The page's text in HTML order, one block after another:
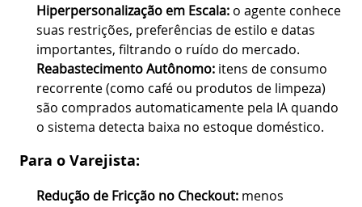
Hiperpersonalização em Escala:o agente conhece
suas restrições, preferências de estilo e datas
importantes, filtrando o ruído do mercado.
Reabastecimento Autônomo:itens de consumo
recorrente (como café ou produtos de limpeza)
são comprados automaticamente pela IA quando
o sistema detecta baixa no estoque doméstico.
Para o Varejista:
Redução de Fricção no Checkout:menos